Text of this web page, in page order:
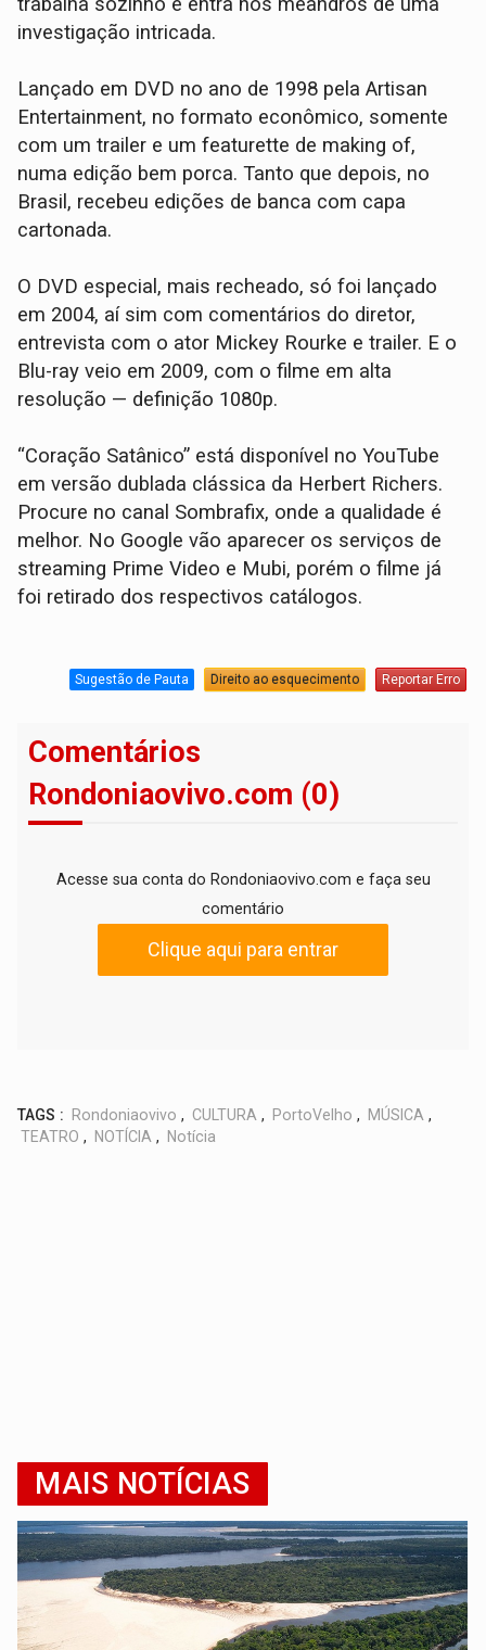
investigação intricada.
Lançado em DVD no ano de 1998 pela Artisan
Entertainment, no formato econômico, somente
com um trailer e um featurette de making of,
numa edição bem porca. Tanto que depois, no
Brasil, recebeu edições de banca com capa
cartonada.
O DVD especial, mais recheado, só foi lançado
em 2004, aí sim com comentários do diretor,
entrevista com o ator Mickey Rourke e trailer. E o
Blu-ray veio em 2009, com o filme em alta
resolução — definição 1080p.
“Coração Satânico” está disponível no YouTube
em versão dublada clássica da Herbert Richers.
Procure no canal Sombrafix, onde a qualidade é
melhor. No Google vão aparecer os serviços de
streaming Prime Video e Mubi, porém o filme já
foi retirado dos respectivos catálogos.
Sugestão de Pauta Direito ao esquecimento Reportar Erro
Comentários
Rondoniaovivo.com (0)
Acesse sua conta do Rondoniaovivo.com e faça seu
comentário
Clique aqui para entrar
TAGS : Rondoniaovivo , CULTURA , PortoVelho , MÚSICA ,
TEATRO , NOTÍCIA , Notícia
MAIS NOTÍCIAS